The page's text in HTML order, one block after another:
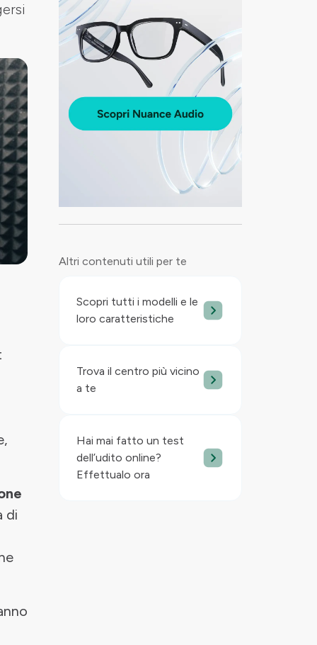
di
Altri contenuti utili per te
Scopri tutti i modelli e le
loro caratteristiche
Trova il centro più vicino
a te
Hai mai fatto un test
dell’udito online?
Effettualo ora